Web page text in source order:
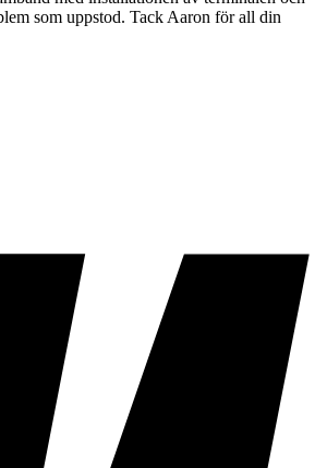
som uppstod. Tack Aaron för all din